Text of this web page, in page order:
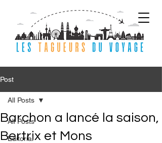
Post
All Posts
Editorial
All Posts
Barchon a lancé la saison,
Bertrix et Mons